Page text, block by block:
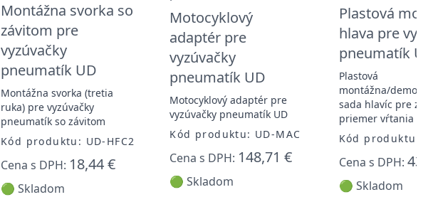
Montážna svorka so
závitom pre
vyzúvačky
pneumatík UD
Montážna svorka (tretia
ruka) pre vyzúvačky
pneumatík so závitom
Kód produktu: UD-HFC2
Cena s DPH: 18,44 €
🟢 Skladom
Motocyklový
adaptér pre
vyzúvačky
pneumatík UD
Motocyklový adaptér pre
vyzúvačky pneumatík UD
Kód produktu: UD-MAC
Cena s DPH: 148,71 €
🟢 Skladom
Plastová
hlava pre
pneumatík
Plastová
montážna/
sada hlavíc pre
priemer vŕtania
Kód produktu:
Cena s DPH:
🟢 Skladom